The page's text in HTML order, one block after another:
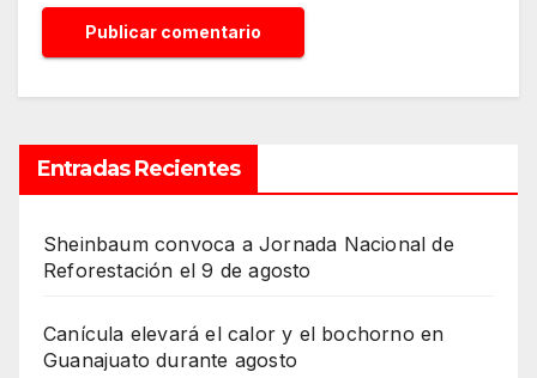
Entradas Recientes
Sheinbaum convoca a Jornada Nacional de
Reforestación el 9 de agosto
Canícula elevará el calor y el bochorno en
Guanajuato durante agosto